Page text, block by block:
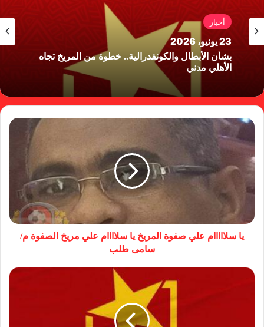
أخبار
23 يونيو، 2026
بشأن الأبطال والكونفدرالية.. خطوة من المريخ تجاه
الأهلي مدني
يا سلااااام علي صفوة المريخ يا سلاااام علي مريخ الصفوة م/
سامى طلب